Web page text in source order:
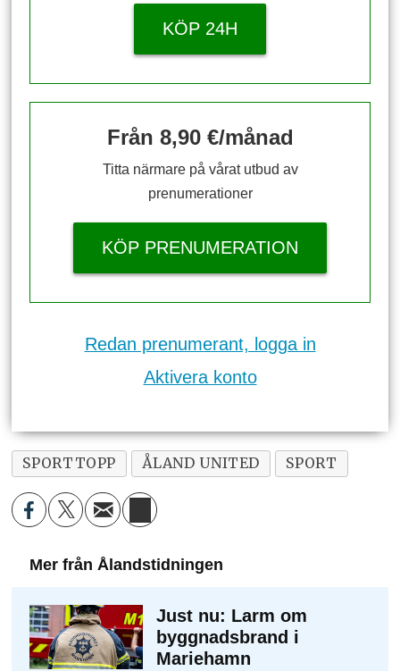
KÖP 24H
Från 8,90 €/månad
Titta närmare på vårat utbud av
prenumerationer
KÖP PRENUMERATION
Redan prenumerant, logga in
Aktivera konto
SPORTTOPP ÅLAND UNITED SPORT